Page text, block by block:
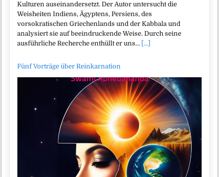
Kulturen auseinandersetzt. Der Autor untersucht die
Weisheiten Indiens, Ägyptens, Persiens, des
vorsokratischen Griechenlands und der Kabbala und
analysiert sie auf beeindruckende Weise. Durch seine
ausführliche Recherche enthüllt er uns… [...]
Fünf Vorträge über Reinkarnation